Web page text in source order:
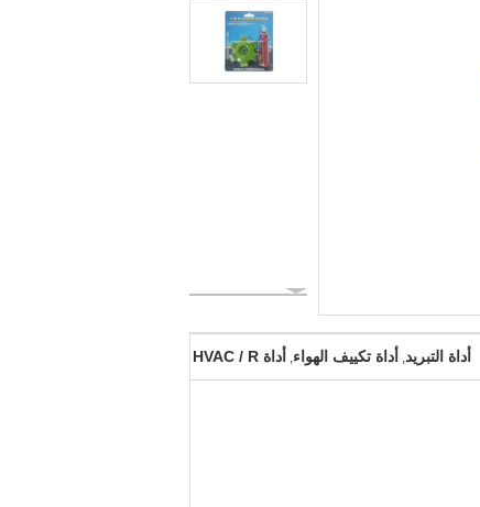
أداة التبريد, أداة تكييف الهواء, أداة HVAC / R